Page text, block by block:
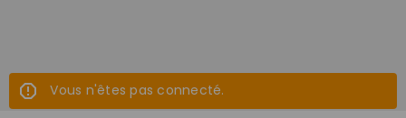
Vous n'êtes pas connecté.